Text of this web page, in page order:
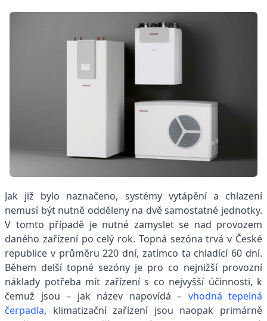
Jak již bylo naznačeno, systémy vytápění a chlazení
nemusí být nutně odděleny na dvě samostatné jednotky.
V tomto případě je nutné zamyslet se nad provozem
daného zařízení po celý rok. Topná sezóna trvá v České
republice v průměru 220 dní, zatímco ta chladící 60 dní.
Během delší topné sezóny je pro co nejnižší provozní
náklady potřeba mít zařízení s co nejvyšší účinnosti, k
čemuž jsou – jak název napovídá – vhodná tepelná
čerpadla, klimatizační zařízení jsou naopak primárně